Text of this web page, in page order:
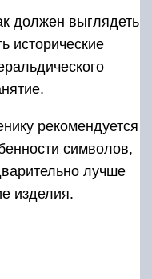
должен выглядеть
исторические
рекомендуется
символов,
лучше
изделия.